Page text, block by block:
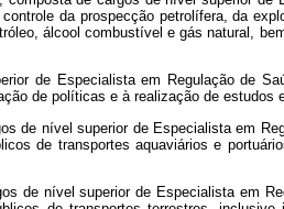
da prospecção petrolífera, da
álcool combustível e gás natural,
de Especialista em Regulação de
de políticas e à realização de
de nível superior de Especialista em
de transportes aquaviários e
de nível superior de Especialista em